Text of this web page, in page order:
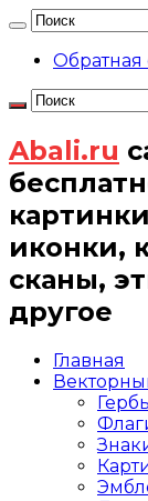
Обратная
Abali.ru
иконки,
сканы,
другое
Главная